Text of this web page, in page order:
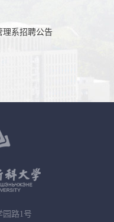
理系招聘公告
园路1号